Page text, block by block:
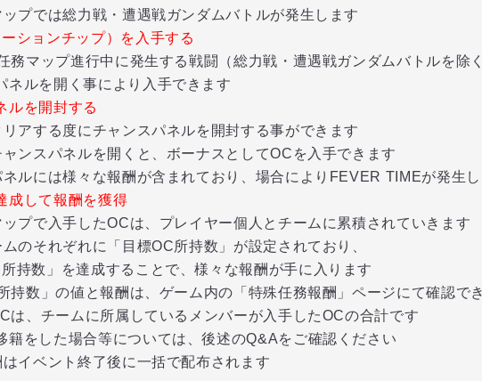
では総力戦・遭遇戦ガンダムバトルが発生します
ーションチップ）を入手する
マップ進行中に発生する戦闘（総力戦・遭遇戦ガンダムバトルを除
を開く事により入手できます
ルを開封する
する度にチャンスパネルを開封する事ができます
スパネルを開くと、ボーナスとしてOCを入手できます
には様々な報酬が含まれており、場合によりFEVER TIMEが発生
成して報酬を獲得
で入手したOCは、プレイヤー個人とチームに累積されていきます
それぞれに「目標OC所持数」が設定されており、
」を達成することで、様々な報酬が手に入ります
数」の値と報酬は、ゲーム内の「特殊任務報酬」ページにて確認で
、チームに所属しているメンバーが入手したOCの合計です
た場合等については、後述のQ&Aをご確認ください
ベント終了後に一括で配布されます